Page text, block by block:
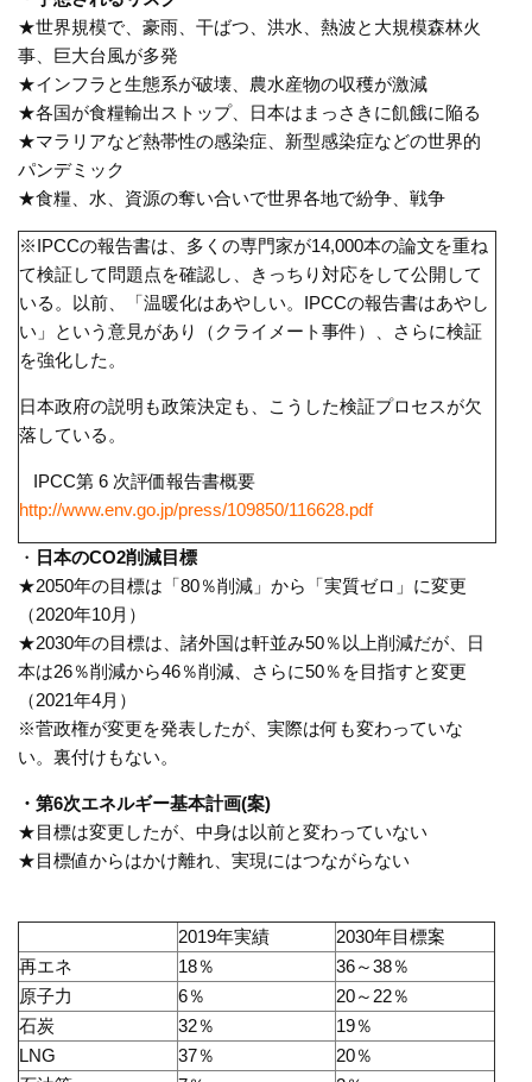
★世界規模で、豪雨、干ばつ、洪水、熱波と大規模森林火
事、巨大台風が多発
★インフラと生態系が破壊、農水産物の収穫が激減
★各国が食糧輸出ストップ、日本はまっさきに飢餓に陥る
★マラリアなど熱帯性の感染症、新型感染症などの世界的
パンデミック
★食糧、水、資源の奪い合いで世界各地で紛争、戦争
※IPCCの報告書は、多くの専門家が14,000本の論文を重ね
て検証して問題点を確認し、きっちり対応をして公開して
いる。以前、「温暖化はあやしい。 IPCCの報告書はあやし
い」という意見があり（クライメート事件）、さらに検証
を強化した。
日本政府の説明も政策決定も、こうした検証プロセスが欠
落している。
IPCC第 6 次評価報告書概要
http://www.env.go.jp/press/109850/116628.pdf
・ 日本のCO2削減目標
★2050年の目標は「80％削減」から「実質ゼロ」に変更
（2020年10月）
★2030年の目標は、諸外国は軒並み50％以上削減だが、日
本は26％削減から46％削減、さらに50％を目指すと変更
（2021年4月）
※菅政権が変更を発表したが、実際は何も変わっていな
い。裏付けもない。
・第6次エネルギー基本計画(案)
★目標は変更したが、中身は以前と変わっていない
★目標値からはかけ離れ、実現にはつながらない
2019年実績
2030年目標案
再エネ
18％ 36～38％
原子力
6％ 20～ 22％
石炭
32％
19％
LNG
37％
20％